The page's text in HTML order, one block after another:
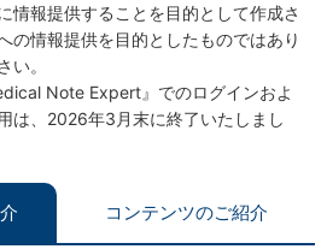
情報提供することを目的として作成さ
の情報提供を目的としたものではあり
い。
Note Expert』でのログインおよ
は、2026年3月末に終了いたしまし
コンテンツのご紹介